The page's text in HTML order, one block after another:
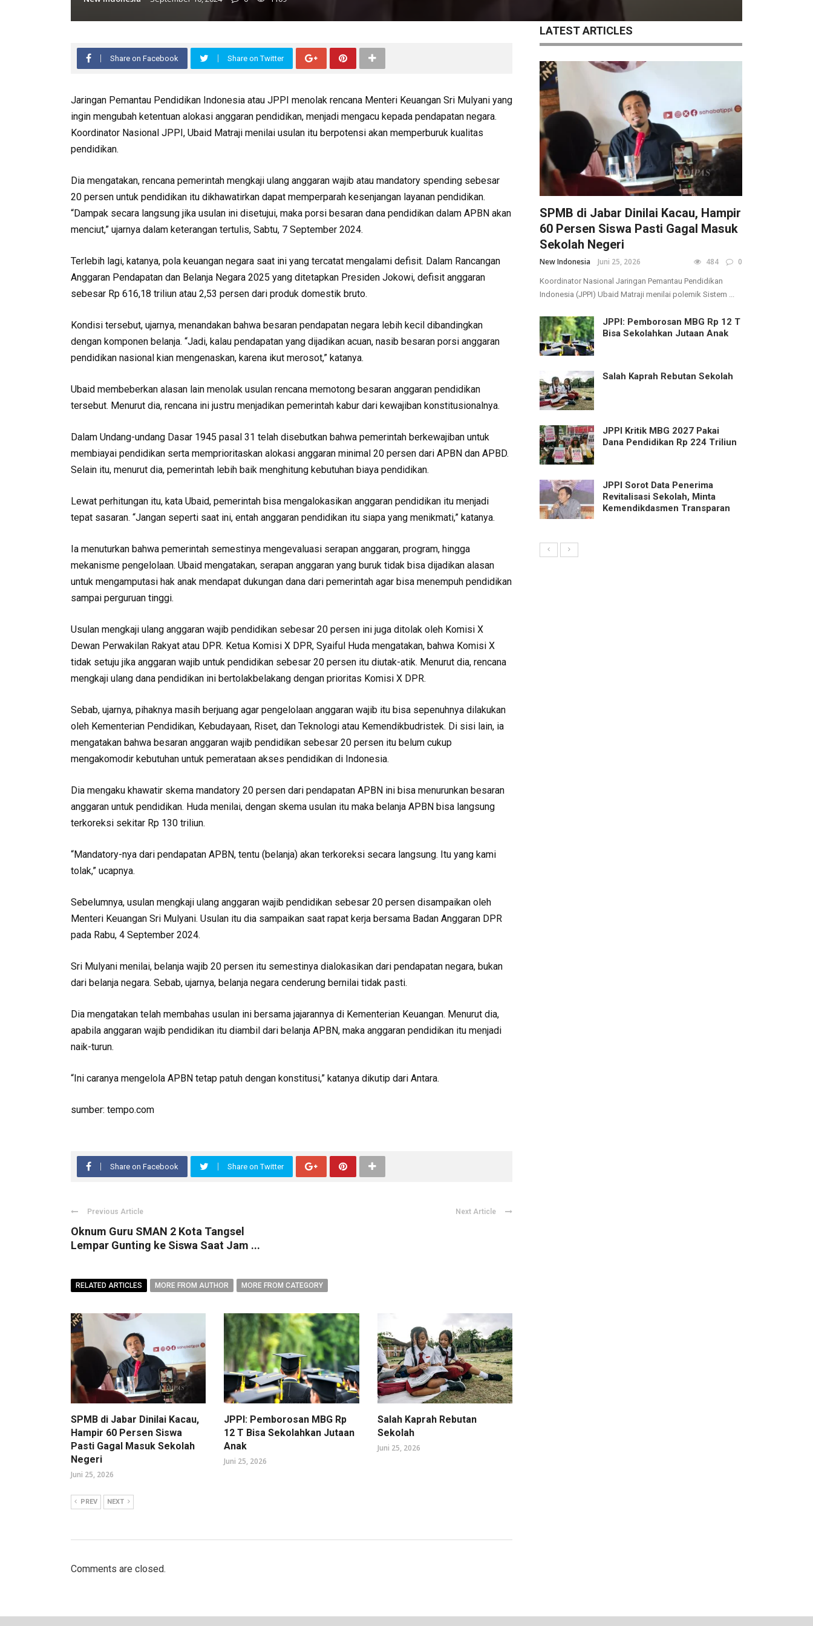
Share on Facebook Share on Twitter
Jaringan Pemantau Pendidikan Indonesia atau JPPI menolak rencana Menteri Keuangan Sri Mulyani yang
ingin mengubah ketentuan alokasi anggaran pendidikan, menjadi mengacu kepada pendapatan negara.
Koordinator Nasional JPPI, Ubaid Matraji menilai usulan itu berpotensi akan memperburuk kualitas
pendidikan.
Dia mengatakan, rencana pemerintah mengkaji ulang anggaran wajib atau mandatory spending sebesar
20 persen untuk pendidikan itu dikhawatirkan dapat memperparah kesenjangan layanan pendidikan.
“Dampak secara langsung jika usulan ini disetujui, maka porsi besaran dana pendidikan dalam APBN akan
menciut,” ujarnya dalam keterangan tertulis, Sabtu, 7 September 2024.
Terlebih lagi, katanya, pola keuangan negara saat ini yang tercatat mengalami defisit. Dalam Rancangan
Anggaran Pendapatan dan Belanja Negara 2025 yang ditetapkan Presiden Jokowi, defisit anggaran
sebesar Rp 616,18 triliun atau 2,53 persen dari produk domestik bruto.
Kondisi tersebut, ujarnya, menandakan bahwa besaran pendapatan negara lebih kecil dibandingkan
dengan komponen belanja. “Jadi, kalau pendapatan yang dijadikan acuan, nasib besaran porsi anggaran
pendidikan nasional kian mengenaskan, karena ikut merosot,” katanya.
Ubaid membeberkan alasan lain menolak usulan rencana memotong besaran anggaran pendidikan
tersebut. Menurut dia, rencana ini justru menjadikan pemerintah kabur dari kewajiban konstitusionalnya.
Dalam Undang-undang Dasar 1945 pasal 31 telah disebutkan bahwa pemerintah berkewajiban untuk
membiayai pendidikan serta memprioritaskan alokasi anggaran minimal 20 persen dari APBN dan APBD.
Selain itu, menurut dia, pemerintah lebih baik menghitung kebutuhan biaya pendidikan.
Lewat perhitungan itu, kata Ubaid, pemerintah bisa mengalokasikan anggaran pendidikan itu menjadi
tepat sasaran. “Jangan seperti saat ini, entah anggaran pendidikan itu siapa yang menikmati,” katanya.
Ia menuturkan bahwa pemerintah semestinya mengevaluasi serapan anggaran, program, hingga
mekanisme pengelolaan. Ubaid mengatakan, serapan anggaran yang buruk tidak bisa dijadikan alasan
untuk mengamputasi hak anak mendapat dukungan dana dari pemerintah agar bisa menempuh pendidikan
sampai perguruan tinggi.
Usulan mengkaji ulang anggaran wajib pendidikan sebesar 20 persen ini juga ditolak oleh Komisi X
Dewan Perwakilan Rakyat atau DPR. Ketua Komisi X DPR, Syaiful Huda mengatakan, bahwa Komisi X
tidak setuju jika anggaran wajib untuk pendidikan sebesar 20 persen itu diutak-atik. Menurut dia, rencana
mengkaji ulang dana pendidikan ini bertolakbelakang dengan prioritas Komisi X DPR.
Sebab, ujarnya, pihaknya masih berjuang agar pengelolaan anggaran wajib itu bisa sepenuhnya dilakukan
oleh Kementerian Pendidikan, Kebudayaan, Riset, dan Teknologi atau Kemendikbudristek. Di sisi lain, ia
mengatakan bahwa besaran anggaran wajib pendidikan sebesar 20 persen itu belum cukup
mengakomodir kebutuhan untuk pemerataan akses pendidikan di Indonesia.
Dia mengaku khawatir skema mandatory 20 persen dari pendapatan APBN ini bisa menurunkan besaran
anggaran untuk pendidikan. Huda menilai, dengan skema usulan itu maka belanja APBN bisa langsung
terkoreksi sekitar Rp 130 triliun.
“Mandatory-nya dari pendapatan APBN, tentu (belanja) akan terkoreksi secara langsung. Itu yang kami
tolak,” ucapnya.
Sebelumnya, usulan mengkaji ulang anggaran wajib pendidikan sebesar 20 persen disampaikan oleh
Menteri Keuangan Sri Mulyani. Usulan itu dia sampaikan saat rapat kerja bersama Badan Anggaran DPR
pada Rabu, 4 September 2024.
Sri Mulyani menilai, belanja wajib 20 persen itu semestinya dialokasikan dari pendapatan negara, bukan
dari belanja negara. Sebab, ujarnya, belanja negara cenderung bernilai tidak pasti.
Dia mengatakan telah membahas usulan ini bersama jajarannya di Kementerian Keuangan. Menurut dia,
apabila anggaran wajib pendidikan itu diambil dari belanja APBN, maka anggaran pendidikan itu menjadi
naik-turun.
“Ini caranya mengelola APBN tetap patuh dengan konstitusi,” katanya dikutip dari Antara.
sumber: tempo.com
Share on Facebook Share on Twitter
Previous Article
Oknum Guru SMAN 2 Kota Tangsel
Lempar Gunting ke Siswa Saat Jam ...
Next Article
RELATED ARTICLES MORE FROM AUTHOR MORE FROM CATEGORY
SPMB di Jabar Dinilai Kacau,
Hampir 60 Persen Siswa
Pasti Gagal Masuk Sekolah
Negeri
Juni 25, 2026
JPPI: Pemborosan MBG Rp
12 T Bisa Sekolahkan Jutaan
Anak
Juni 25, 2026
Salah Kaprah Rebutan
Sekolah
Juni 25, 2026
PREV NEXT
Comments are closed.
LATEST ARTICLES
SPMB di Jabar Dinilai Kacau, Hampir
60 Persen Siswa Pasti Gagal Masuk
Sekolah Negeri
New Indonesia Juni 25, 2026 484 0
Koordinator Nasional Jaringan Pemantau Pendidikan
Indonesia (JPPI) Ubaid Matraji menilai polemik Sistem ...
JPPI: Pemborosan MBG Rp 12 T
Bisa Sekolahkan Jutaan Anak
Salah Kaprah Rebutan Sekolah
JPPI Kritik MBG 2027 Pakai
Dana Pendidikan Rp 224 Triliun
JPPI Sorot Data Penerima
Revitalisasi Sekolah, Minta
Kemendikdasmen Transparan